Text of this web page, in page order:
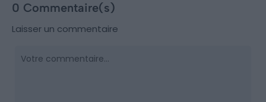
0 Commentaire(s)
Laisser un commentaire